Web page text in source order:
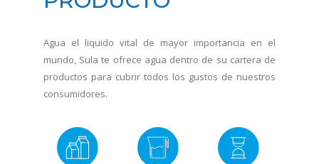
Agua el liquido vital de mayor importancia en el
mundo, Sula te ofrece agua dentro de su cartera de
productos para cubrir todos los gustos de nuestros
consumidores.